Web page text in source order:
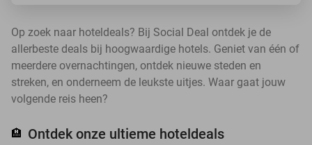
Op zoek naar hoteldeals? Bij Social Deal ontdek je de
allerbeste deals bij hoogwaardige hotels. Geniet van één of
meerdere overnachtingen, ontdek nieuwe steden en
streken, en onderneem de leukste uitjes. Waar gaat jouw
volgende reis heen?
🏨 Ontdek onze ultieme hoteldeals